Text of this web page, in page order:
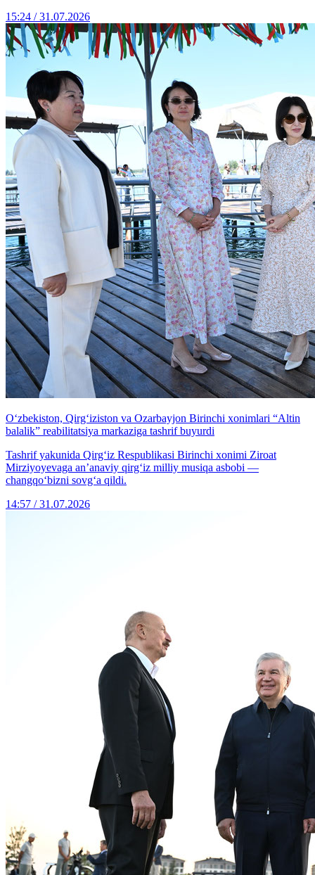
15:24 / 31.07.2026
O‘zbekiston, Qirg‘iziston va Ozarbayjon Birinchi xonimlari “Altin
balalik” reabilitatsiya markaziga tashrif buyurdi
Tashrif yakunida Qirg‘iz Respublikasi Birinchi xonimi Ziroat
Mirziyoyevaga an’anaviy qirg‘iz milliy musiqa asbobi —
changqo‘bizni sovg‘a qildi.
14:57 / 31.07.2026